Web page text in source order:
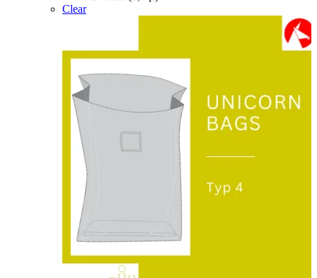
können
der
Produktseite
gewählt
werden
Clear